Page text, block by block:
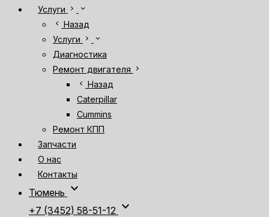
Услуги
chevron_right
expand_more
chevron_left Назад
Услуги
chevron_right expand_more
Диагностика
Ремонт двигателя
chevron_right
chevron_left Назад
Caterpillar
Cummins
Ремонт КПП
Запчасти
О нас
Контакты
Тюмень expand_more
+7 (3452) 58-51-12 expand_more